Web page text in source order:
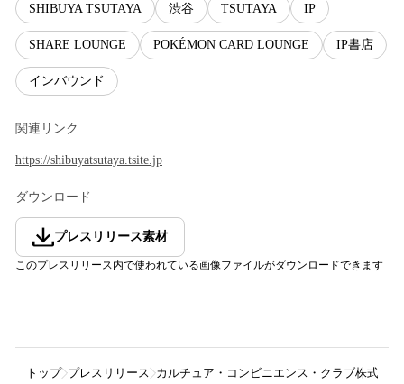
SHIBUYA TSUTAYA 渋谷 TSUTAYA IP
SHARE LOUNGE POKÉMON CARD LOUNGE IP書店
インバウンド
関連リンク
https://shibuyatsutaya.tsite.jp
ダウンロード
プレスリリース素材
このプレスリリース内で使われている画像ファイルがダウンロードできます
トップ プレスリリース カルチュア・コンビニエンス・クラブ株式会社